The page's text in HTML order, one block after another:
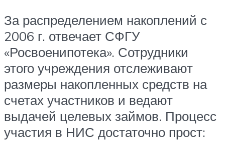
За распределением накоплений с
2006 г. отвечает СФГУ
«Росвоенипотека». Сотрудники
этого учреждения отслеживают
размеры накопленных средств на
счетах участников и ведают
выдачей целевых займов. Процесс
участия в НИС достаточно прост: